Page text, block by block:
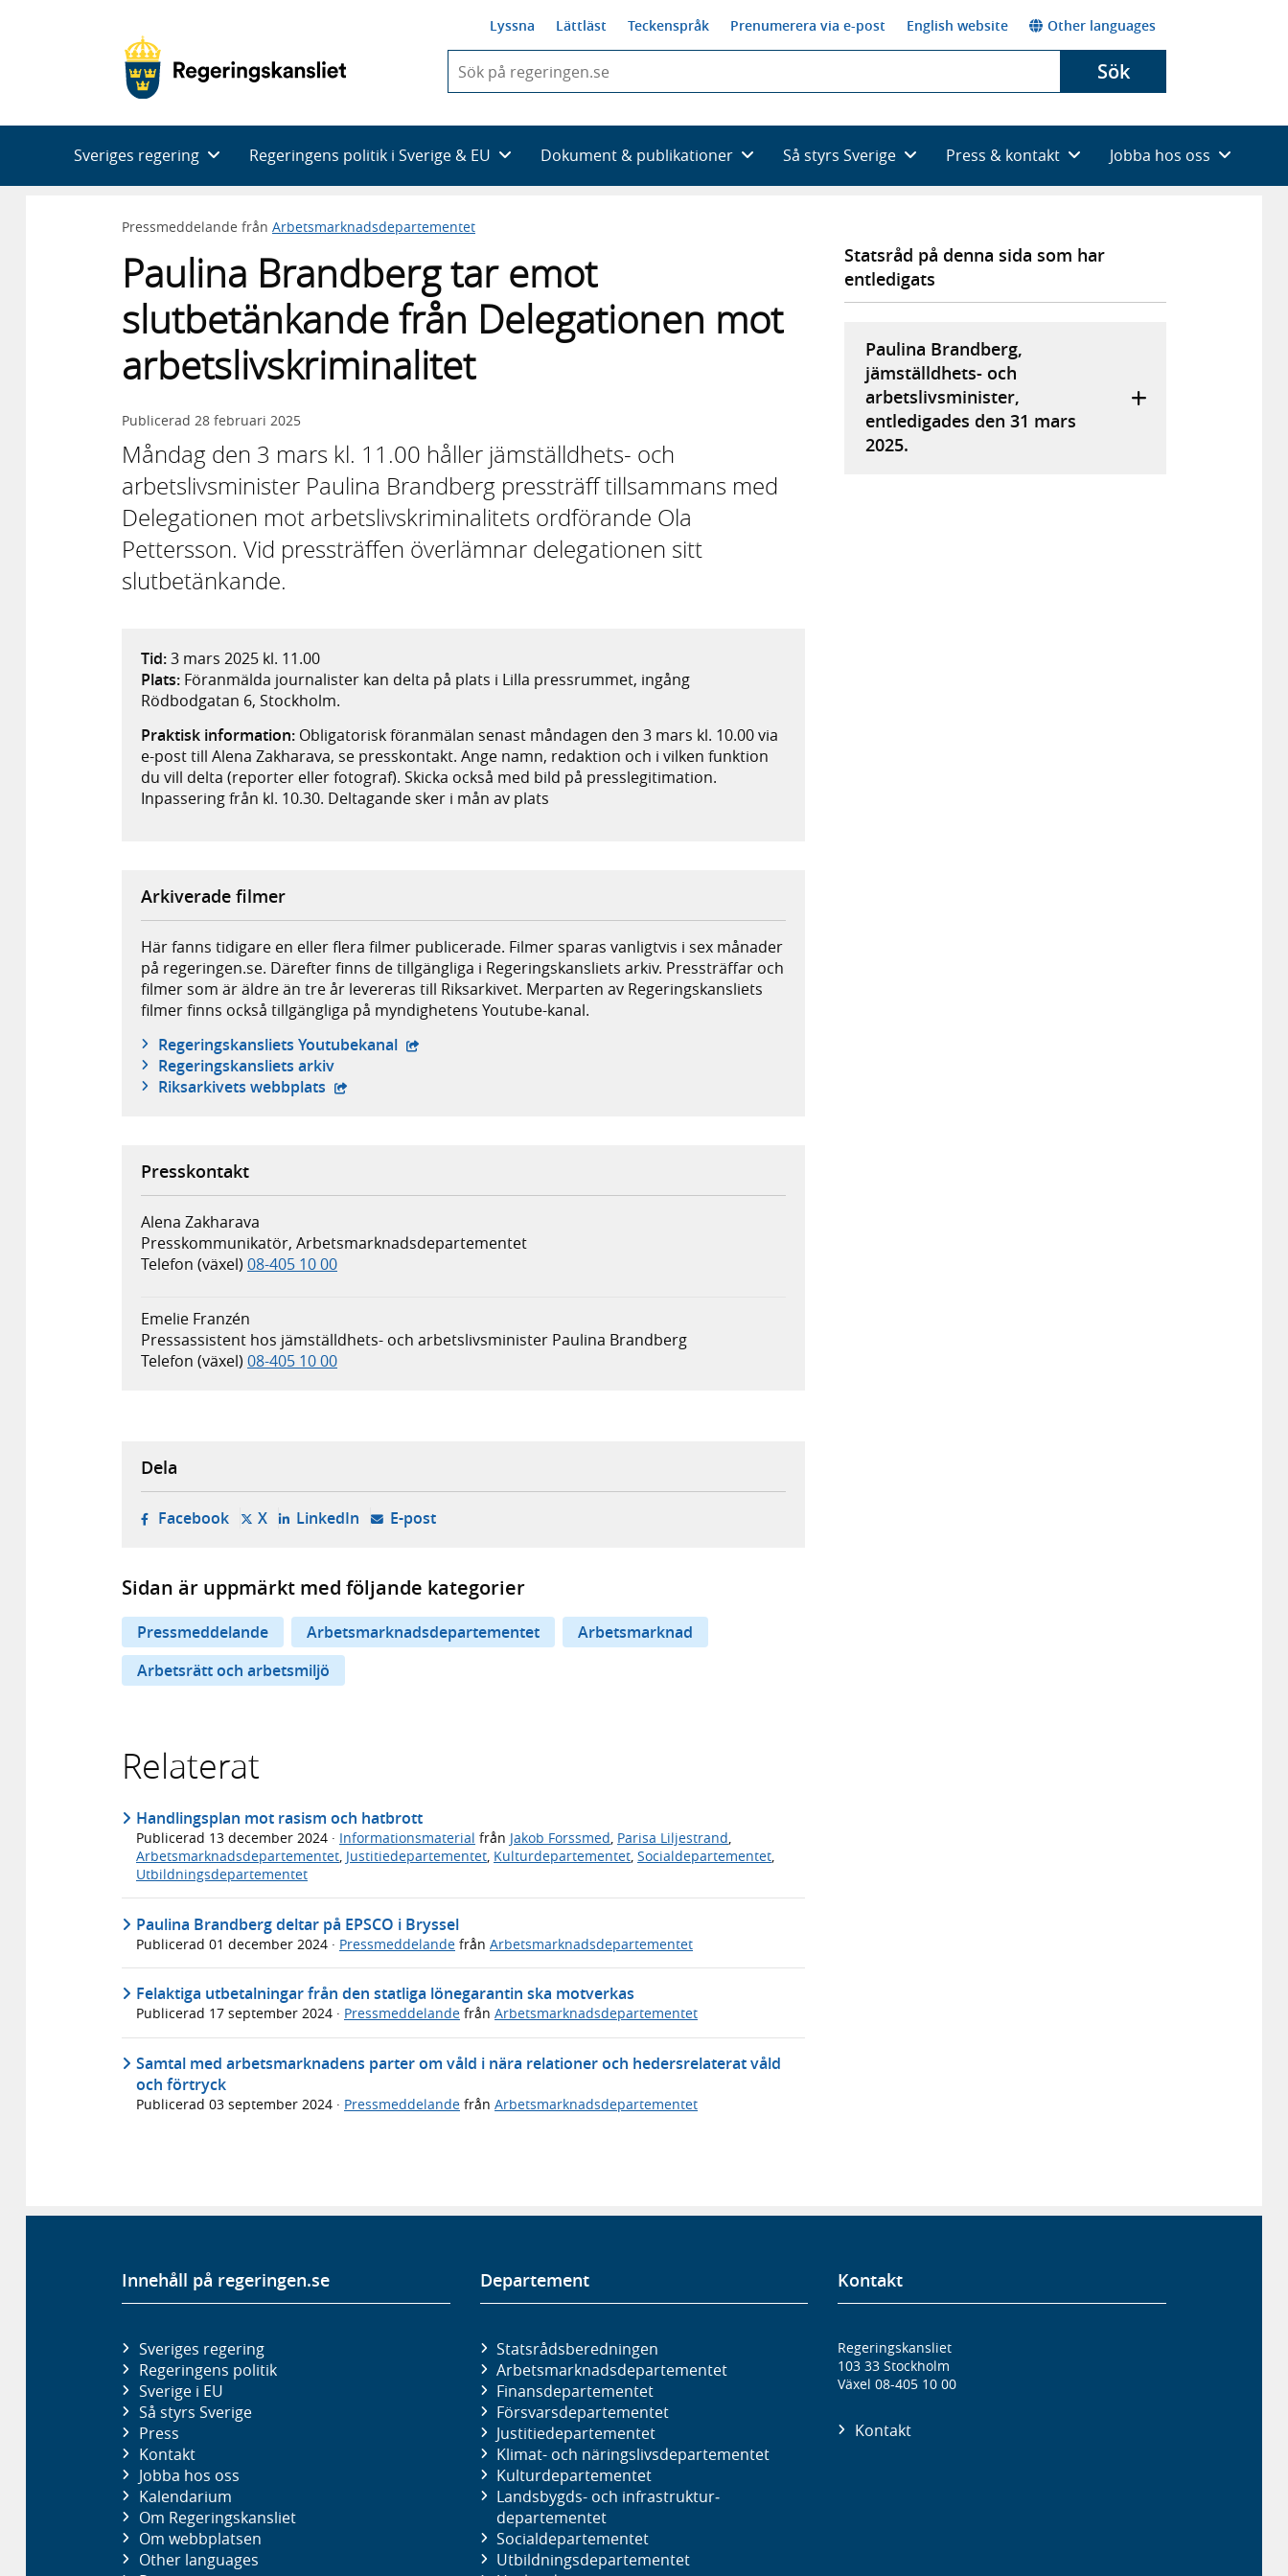
Lyssna Lättläst Teckenspråk Prenumerera via e-post English website Other languages
du
skriva
framträder
en
med
Sök
Sveriges regering Regeringens politik i Sverige & EU Dokument & publikationer Så styrs Sverige Press & kontakt Jobba hos oss
Pressmeddelande från Arbetsmarknadsdepartementet
Paulina Brandberg tar emot
slutbetänkande från Delegationen mot
arbetslivskriminalitet
Publicerad 28 februari 2025
Måndag den 3 mars kl. 11.00 håller jämställdhets- och
arbetslivsminister Paulina Brandberg pressträff tillsammans med
Delegationen mot arbetslivskriminalitets ordförande Ola
Pettersson. Vid pressträffen överlämnar delegationen sitt
slutbetänkande.
Tid:3 mars 2025 kl. 11.00
Plats: Föranmälda journalister kan delta på plats i Lilla pressrummet, ingång
Rödbodgatan 6, Stockholm.
Praktisk information: Obligatorisk föranmälan senast måndagen den 3 mars kl. 10.00 via
e-post till Alena Zakharava, se presskontakt. Ange namn, redaktion och i vilken funktion
du vill delta (reporter eller fotograf). Skicka också med bild på presslegitimation.
Inpassering från kl. 10.30. Deltagande sker i mån av plats
Arkiverade filmer
Här fanns tidigare en eller flera filmer publicerade. Filmer sparas vanligtvis i sex månader
på regeringen.se. Därefter finns de tillgängliga i Regeringskansliets arkiv. Pressträffar och
filmer som är äldre än tre år levereras till Riksarkivet. Merparten av Regeringskansliets
filmer finns också tillgängliga på myndighetens Youtube-kanal.
Regeringskansliets Youtubekanal - extern webbplats,
Regeringskansliets arkiv
Riksarkivets webbplats - extern webbplats,
Presskontakt
Alena Zakharava
Presskommunikatör, Arbetsmarknadsdepartementet
Telefon (växel) 08-405 10 00
Emelie Franzén
Pressassistent hos jämställdhets- och arbetslivsminister Paulina Brandberg
Telefon (växel) 08-405 10 00
Statsråd på denna sida som har
entledigats
Paulina Brandberg,
jämställdhets- och
arbetslivsminister,
entledigades den 31 mars
2025.
Dela
Facebook- öppnas i ny flik, extern webbplats,
X- öppnas i ny flik, extern webbplats,
LinkedIn- öppnas i ny flik, extern webbplats,
E-post- öppnar din e-postklient,
Sidan är uppmärkt med följande kategorier
Pressmeddelande Arbetsmarknadsdepartementet
Arbetsmarknad
Arbetsrätt och arbetsmiljö
Relaterat
Handlingsplan mot rasism och hatbrott
Publicerad 13 december 2024 · Informationsmaterial från Jakob Forssmed, Parisa Liljestrand,
Arbetsmarknadsdepartementet, Justitiedepartementet, Kulturdepartementet, Socialdepartementet,
Utbildningsdepartementet
Paulina Brandberg deltar på EPSCO i Bryssel
Publicerad 01 december 2024 · Pressmeddelande från Arbetsmarknadsdepartementet
Felaktiga utbetalningar från den statliga lönegarantin ska motverkas
Publicerad 17 september 2024 · Pressmeddelande från Arbetsmarknadsdepartementet
Samtal med arbetsmarknadens parter om våld i nära relationer och hedersrelaterat våld
och förtryck
Publicerad 03 september 2024 · Pressmeddelande från Arbetsmarknadsdepartementet
Innehåll på regeringen.se
Sveriges regering
Regeringens politik
Sverige i EU
Så styrs Sverige
Press
Kontakt
Jobba hos oss
Kalendarium
Om Regeringskansliet
Om webbplatsen
Other languages
Departement
Statsrådsberedningen
Arbetsmarknads­departementet
Finans­departementet
Försvars­departementet
Justitie­departementet
Klimat- och näringslivs­departementet
Kultur­departementet
Landsbygds- och infrastruktur­
departementet
Social­departementet
Utbildnings­departementet
Kontakt
Regeringskansliet
103 33 Stockholm
Växel 08-405 10 00
Kontakt